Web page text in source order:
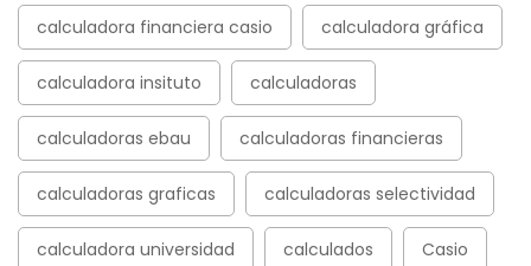
calculadora financiera casio calculadora gráfica
calculadora insituto calculadoras
calculadoras ebau calculadoras financieras
calculadoras graficas calculadoras selectividad
calculadora universidad calculados Casio